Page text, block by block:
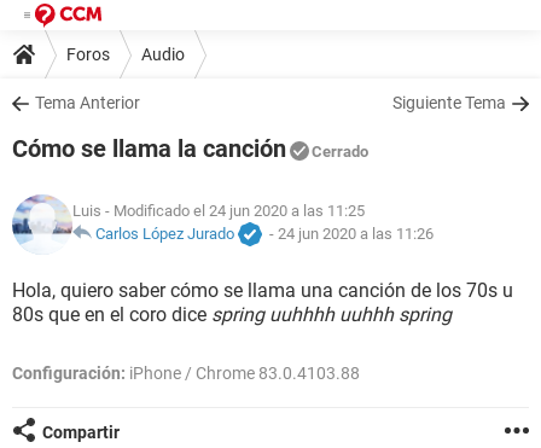
Foros Audio
Tema Anterior Siguiente Tema
Cómo se llama la canción Cerrado
Luis - Modificado el 24 jun 2020 a las 11:25
Carlos López Jurado
- 24 jun 2020 a las 11:26
Hola, quiero saber cómo se llama una canción de los 70s u
80s que en el coro dice spring uuhhhh uuhhh spring
Configuración: iPhone / Chrome 83.0.4103.88
Compartir